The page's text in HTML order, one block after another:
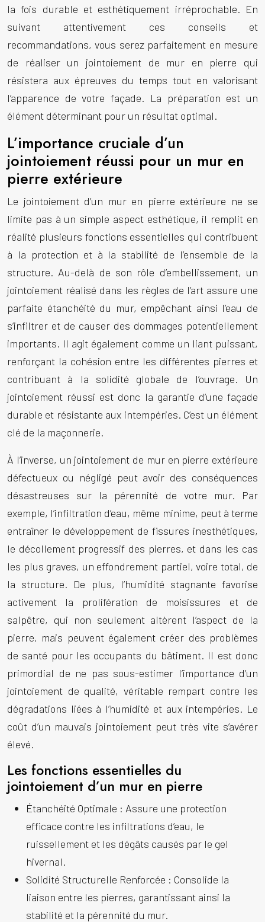
la fois durable et esthétiquement irréprochable. En
suivant attentivement ces conseils et
recommandations, vous serez parfaitement en mesure
de réaliser un jointoiement de mur en pierre qui
résistera aux épreuves du temps tout en valorisant
l’apparence de votre façade. La préparation est un
élément déterminant pour un résultat optimal.
L’importance cruciale d’un
jointoiement réussi pour un mur en
pierre extérieure
Le jointoiement d’un mur en pierre extérieure ne se
limite pas à un simple aspect esthétique, il remplit en
réalité plusieurs fonctions essentielles qui contribuent
à la protection et à la stabilité de l’ensemble de la
structure. Au-delà de son rôle d’embellissement, un
jointoiement réalisé dans les règles de l’art assure une
parfaite étanchéité du mur, empêchant ainsi l’eau de
s’infiltrer et de causer des dommages potentiellement
importants. Il agit également comme un liant puissant,
renforçant la cohésion entre les différentes pierres et
contribuant à la solidité globale de l’ouvrage. Un
jointoiement réussi est donc la garantie d’une façade
durable et résistante aux intempéries. C’est un élément
clé de la maçonnerie.
À l’inverse, un jointoiement de mur en pierre extérieure
défectueux ou négligé peut avoir des conséquences
désastreuses sur la pérennité de votre mur. Par
exemple, l’infiltration d’eau, même minime, peut à terme
entraîner le développement de fissures inesthétiques,
le décollement progressif des pierres, et dans les cas
les plus graves, un effondrement partiel, voire total, de
la structure. De plus, l’humidité stagnante favorise
activement la prolifération de moisissures et de
salpêtre, qui non seulement altèrent l’aspect de la
pierre, mais peuvent également créer des problèmes
de santé pour les occupants du bâtiment. Il est donc
primordial de ne pas sous-estimer l’importance d’un
jointoiement de qualité, véritable rempart contre les
dégradations liées à l’humidité et aux intempéries. Le
coût d’un mauvais jointoiement peut très vite s’avérer
élevé.
Les fonctions essentielles du
jointoiement d’un mur en pierre
Étanchéité Optimale : Assure une protection
efficace contre les infiltrations d’eau, le
ruissellement et les dégâts causés par le gel
hivernal.
Solidité Structurelle Renforcée : Consolide la
liaison entre les pierres, garantissant ainsi la
stabilité et la pérennité du mur.